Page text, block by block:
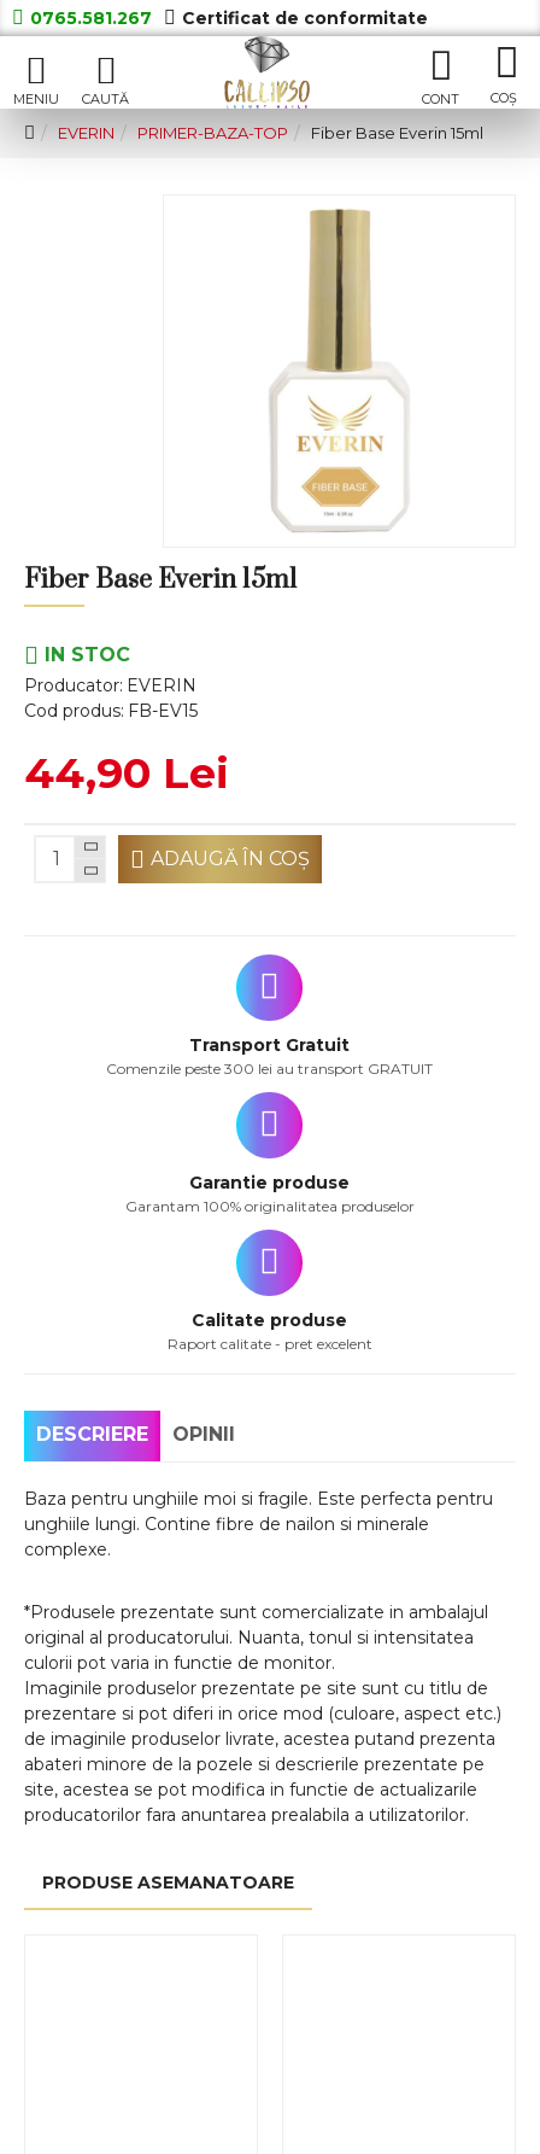
0765.581.267 Certificat de conformitate
EVERIN PRIMER-BAZA-TOP Fiber Base Everin 15ml
Fiber Base Everin 15ml
IN STOC
Producator: EVERIN
Cod produs: FB-EV15
44,90 Lei
ADAUGĂ ÎN COŞ
Transport Gratuit
Comenzile peste 300 lei au transport GRATUIT
Garantie produse
Garantam 100% originalitatea produselor
Calitate produse
Raport calitate - pret excelent
DESCRIERE OPINII
Baza pentru unghiile moi si fragile. Este perfecta pentru
unghiile lungi. Contine fibre de nailon si minerale
complexe.
*Produsele prezentate sunt comercializate in ambalajul
original al producatorului. Nuanta, tonul si intensitatea
culorii pot varia in functie de monitor.
Imaginile produselor prezentate pe site sunt cu titlu de
prezentare si pot diferi in orice mod (culoare, aspect etc.)
de imaginile produselor livrate, acestea putand prezenta
abateri minore de la pozele si descrierile prezentate pe
site, acestea se pot modifica in functie de actualizarile
producatorilor fara anuntarea prealabila a utilizatorilor.
PRODUSE ASEMANATOARE